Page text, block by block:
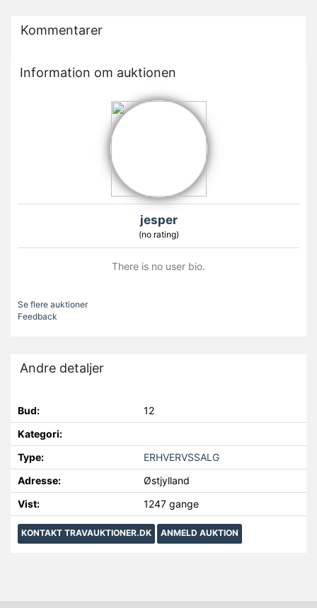
Kommentarer
Information om auktionen
jesper
(no rating)
There is no user bio.
Se flere auktioner
Feedback
Andre detaljer
Bud:
12
Kategori:
Type:
ERHVERVSSALG
Adresse:
Østjylland
Vist:
1247 gange
KONTAKT TRAVAUKTIONER.DK ANMELD AUKTION